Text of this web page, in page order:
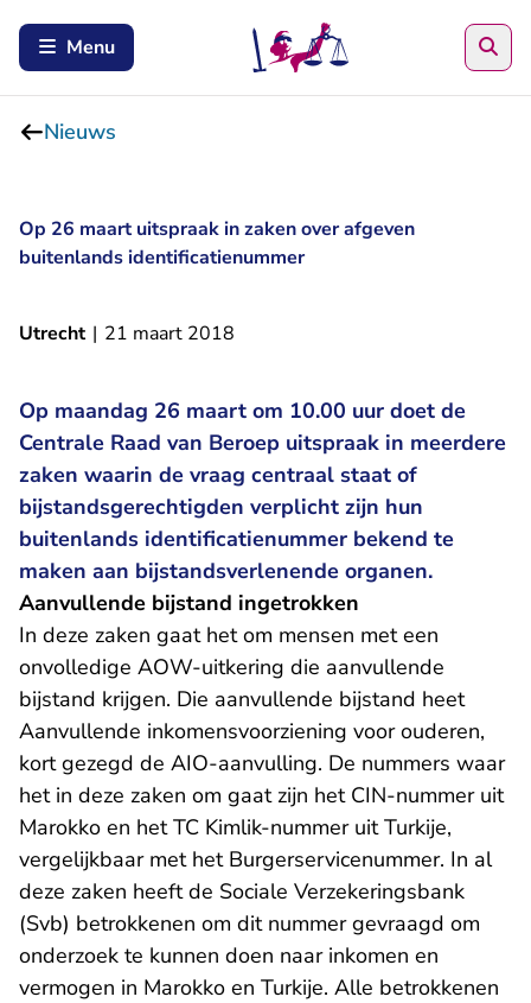
Menu
Nieuws
Op 26 maart uitspraak in zaken over afgeven
buitenlands identificatienummer
Utrecht | 21 maart 2018
Op maandag 26 maart om 10.00 uur doet de
Centrale Raad van Beroep uitspraak in meerdere
zaken waarin de vraag centraal staat of
bijstandsgerechtigden verplicht zijn hun
buitenlands identificatienummer bekend te
maken aan bijstandsverlenende organen.
Aanvullende bijstand ingetrokken
In deze zaken gaat het om mensen met een
onvolledige AOW-uitkering die aanvullende
bijstand krijgen. Die aanvullende bijstand heet
Aanvullende inkomensvoorziening voor ouderen,
kort gezegd de AIO-aanvulling. De nummers waar
het in deze zaken om gaat zijn het CIN-nummer uit
Marokko en het TC Kimlik-nummer uit Turkije,
vergelijkbaar met het Burgerservicenummer. In al
deze zaken heeft de Sociale Verzekeringsbank
(Svb) betrokkenen om dit nummer gevraagd om
onderzoek te kunnen doen naar inkomen en
vermogen in Marokko en Turkije. Alle betrokkenen